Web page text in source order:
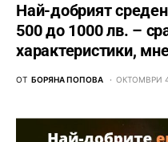
Най-добрият
500 до 1000 лв. –
характеристики,
ОТ БОРЯНА ПОПОВА ОКТОМВРИ